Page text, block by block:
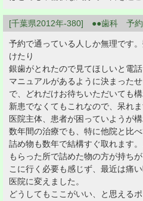
[千葉県2012年-380] ●●歯科 予約
予約で通っている人しか無理です
けたり
銀歯がとれたので見てほしいと電
マニュアルがあるように決まった
で、どれだけお待ちいただいても
新患でなくてもこれなので、呆れま
医院主体、患者が困っていようが
数年間の治療でも、特に他院と比
詰め物も数年で結構すぐ取れます
もらった所で詰めた物の方が持ち
こに行く必要も感じず、最近は痛
医院に変えました。
どうしてもここがいい、と思える